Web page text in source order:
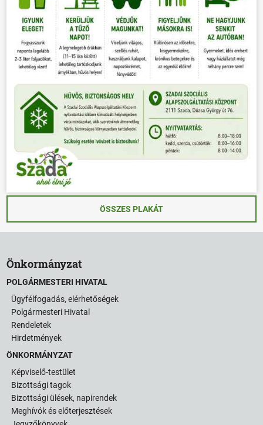
ÖSSZES PLAKÁT
Önkormányzat
POLGÁRMESTERI HIVATAL
Ügyfélfogadás, elérhetőségek
Polgármesteri Hivatal
Rendeletek
Hirdetmények
ÖNKORMÁNYZAT
Képviselő-testület
Bizottsági tagok
Bizottsági ülések, napirendek
Meghívók és előterjesztések